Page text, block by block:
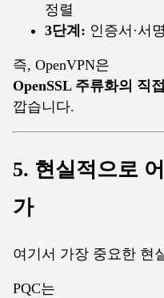
정렬
3단계: 인증서·서
즉, OpenVPN은
OpenSSL 주류화의 직
깝습니다.
5. 현실적으로
가
여기서 가장 중요한 현
PQC는